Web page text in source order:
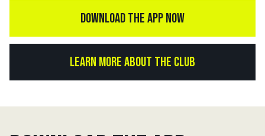
DOWNLOAD THE APP NOW
LEARN MORE ABOUT THE CLUB